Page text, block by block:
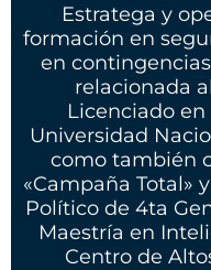
Estratega y
formación en
en
relacionada
Licenciado
Universidad
como también
«Campaña Total»
Político de 4ta
Maestría en
Centro de